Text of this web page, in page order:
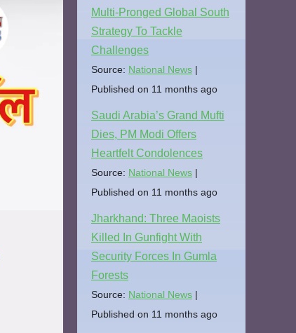
Multi-Pronged Global South
Strategy To Tackle
Challenges
Source: National News
Published on 11 months ago
Saudi Arabia’s Grand Mufti
Dies, PM Modi Offers
Heartfelt Condolences
Source: National News
Published on 11 months ago
Jharkhand: Three Maoists
Killed In Gunfight With
Security Forces In Gumla
Forests
Source: National News
Published on 11 months ago